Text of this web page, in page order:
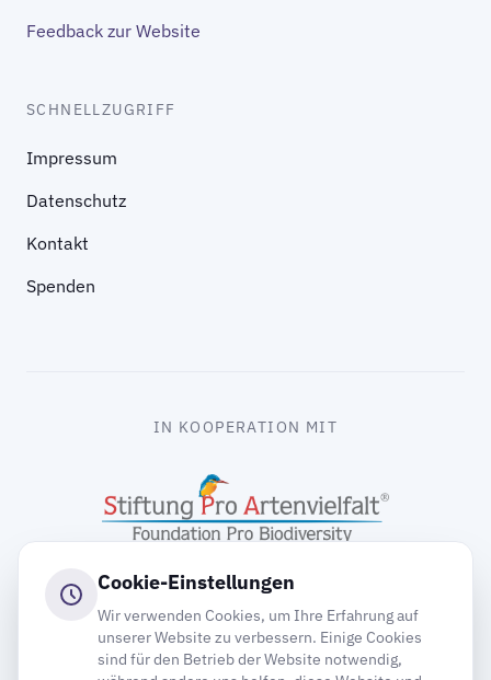
Feedback zur Website
SCHNELLZUGRIFF
Impressum
Datenschutz
Kontakt
Spenden
IN KOOPERATION MIT
Cookie-Einstellungen
Wir verwenden Cookies, um Ihre Erfahrung auf
unserer Website zu verbessern. Einige Cookies
sind für den Betrieb der Website notwendig,